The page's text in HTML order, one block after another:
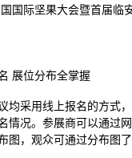
国际坚果大会暨首届临
展位分布全掌握
均采用线上报名的方式
情况。参展商可以通过
图，观众可通过分布图